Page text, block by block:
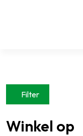
Filter
Winkel op